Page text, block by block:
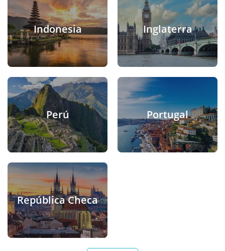
Indonesia Inglaterra
Perú Portugal
República Checa